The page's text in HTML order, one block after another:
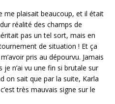
me plaisait beaucoup, et il était
réalité des champs de
pas un tel sort, mais en
de situation ! Et ça
pris au dépourvu. Jamais
je n’ai vu une fin si brutale sur
on sait que par la suite, Karla
très mauvais signe sur le